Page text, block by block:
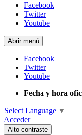
Facebook
Twitter
Youtube
Abrir menú
Facebook
Twitter
Youtube
Fecha y hora
Select Language ▼
Acceder
Alto contraste